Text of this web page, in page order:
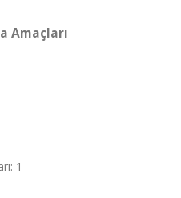
Amaçları
1